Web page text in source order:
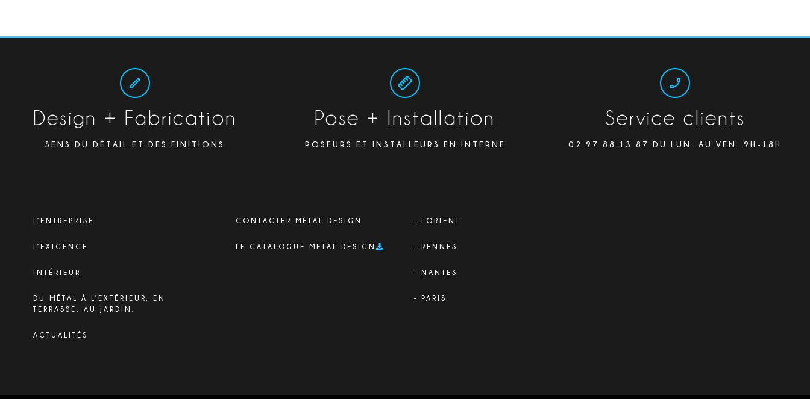
Design + Fabrication
SENS DU DÉTAIL ET DES FINITIONS
Pose + Installation
POSEURS ET INSTALLEURS EN INTERNE
Service clients
02 97 88 13 87 DU LUN. AU VEN. 9H-18H
L’ENTREPRISE
L’EXIGENCE
INTÉRIEUR
DU MÉTAL À L’EXTÉRIEUR, EN
TERRASSE, AU JARDIN.
ACTUALITÉS
CONTACTER MÉTAL DESIGN
LE CATALOGUE METAL DESIGN
LORIENT
RENNES
NANTES
PARIS